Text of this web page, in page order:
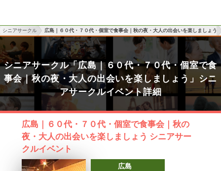
シニアサークル 広島｜６０代・７０代・個室で食事会｜秋の夜・大人の出会いを楽しましょう
シニアサークル「広島｜６０代・７０代・個室で食
事会｜秋の夜・大人の出会いを楽しましょう」シニ
アサークルイベント詳細
広島｜６０代・７０代・個室で食事会｜秋の
夜・大人の出会いを楽しましょう シニアサー
クルイベント
広島